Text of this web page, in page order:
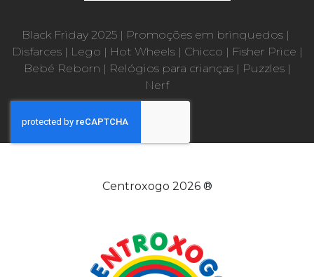
Black Friday 2025 | Promoções em brinquedos |
Disfarces| Lego | Hot Wheels| Chicco | Fisher Price |
Bebé Reborn | Relógios para crianças| Puzzles|
Nerf
Centroxogo 2026 ®